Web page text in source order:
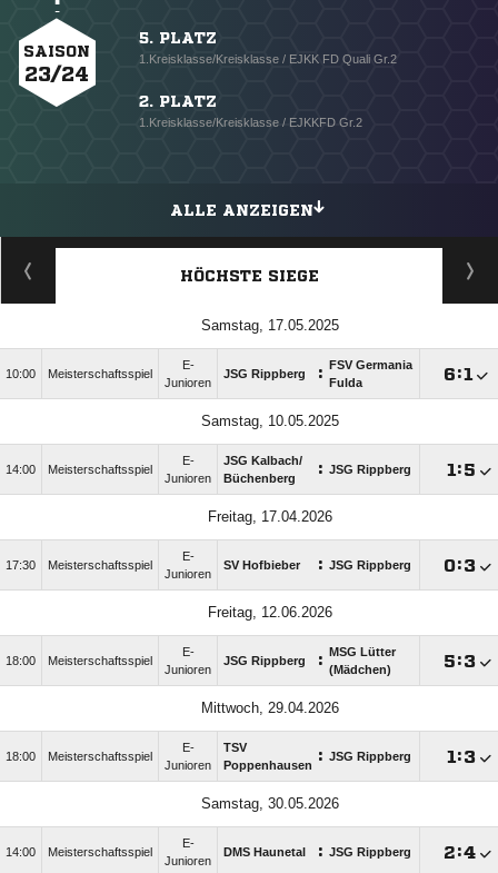
SAISON
23/24
5. PLATZ
1.Kreisklasse/Kreisklasse / EJKK FD Quali Gr.2
2. PLATZ
1.Kreisklasse/Kreisklasse / EJKKFD Gr.2
ALLE ANZEIGEN
HÖCHSTE SIEGE
Samstag, 17.05.2025
10:00 Meisterschaftsspiel
E-
Junioren
JSG Rippberg :
FSV Germania
Fulda
:
Samstag, 10.05.2025
14:00 Meisterschaftsspiel
E-
Junioren
JSG Kalbach/​
Büchenberg
: JSG Rippberg :
Freitag, 17.04.2026
17:30 Meisterschaftsspiel
E-
Junioren
SV Hofbieber : JSG Rippberg :
Freitag, 12.06.2026
18:00 Meisterschaftsspiel
E-
Junioren
JSG Rippberg :
MSG Lütter
(Mädchen)
:
Mittwoch, 29.04.2026
18:00 Meisterschaftsspiel
E-
Junioren
TSV
Poppenhausen : JSG Rippberg :
Samstag, 30.05.2026
14:00 Meisterschaftsspiel
E-
Junioren
DMS Haunetal : JSG Rippberg :